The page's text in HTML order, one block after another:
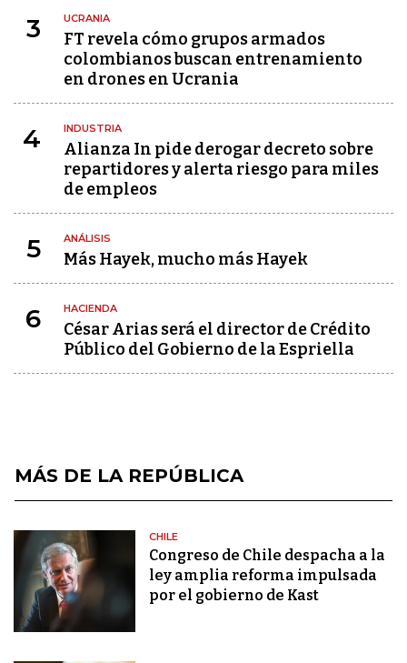
3 UCRANIA
FT revela cómo grupos armados
colombianos buscan entrenamiento
en drones en Ucrania
4 INDUSTRIA
Alianza In pide derogar decreto sobre
repartidores y alerta riesgo para miles
de empleos
5 ANÁLISIS
Más Hayek, mucho más Hayek
6 HACIENDA
César Arias será el director de Crédito
Público del Gobierno de la Espriella
MÁS DE LA REPÚBLICA
CHILE
Congreso de Chile despacha a la
ley amplia reforma impulsada
por el gobierno de Kast